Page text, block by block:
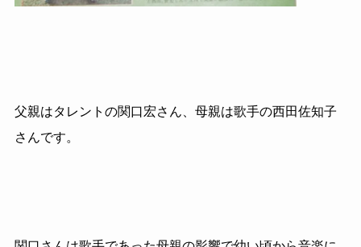
父親はタレントの関口宏さん、母親は歌手の西田佐知子
さんです。